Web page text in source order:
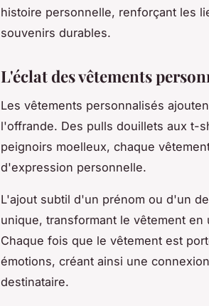
histoire personnelle, renforçant les
souvenirs durables.
L'éclat des vêtements
Les vêtements personnalisés
l'offrande. Des pulls douillets aux t-
peignoirs moelleux, chaque
d'expression personnelle.
L'ajout subtil d'un prénom ou d'un
unique, transformant le vêtement
Chaque fois que le vêtement est
émotions, créant ainsi une
destinataire.